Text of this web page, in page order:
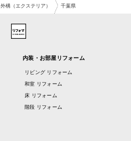
外構（エクステリア） 千葉県
内装・お部屋リフォーム
リビング リフォーム
和室 リフォーム
床 リフォーム
階段 リフォーム